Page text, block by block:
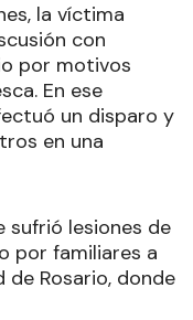
la víctima
con
por motivos
En ese
un disparo y
en una
sufrió lesiones de
por familiares a
Rosario, donde